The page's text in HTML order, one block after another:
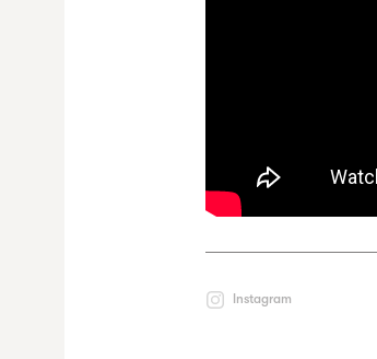
Instagram